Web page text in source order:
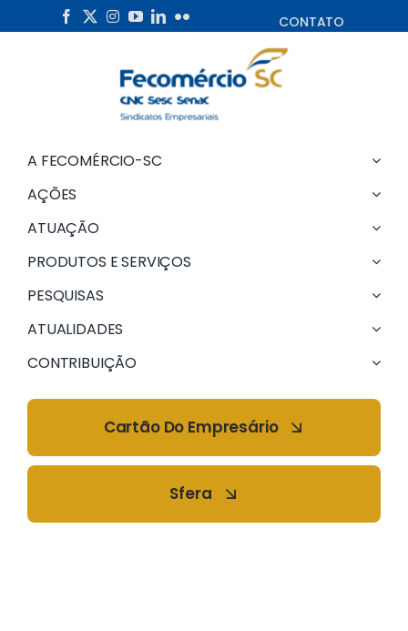
to
CONTATO
A FECOMÉRCIO-SC
AÇÕES
ATUAÇÃO
PRODUTOS E SERVIÇOS
PESQUISAS
ATUALIDADES
CONTRIBUIÇÃO
Cartão Do Empresário
Sfera